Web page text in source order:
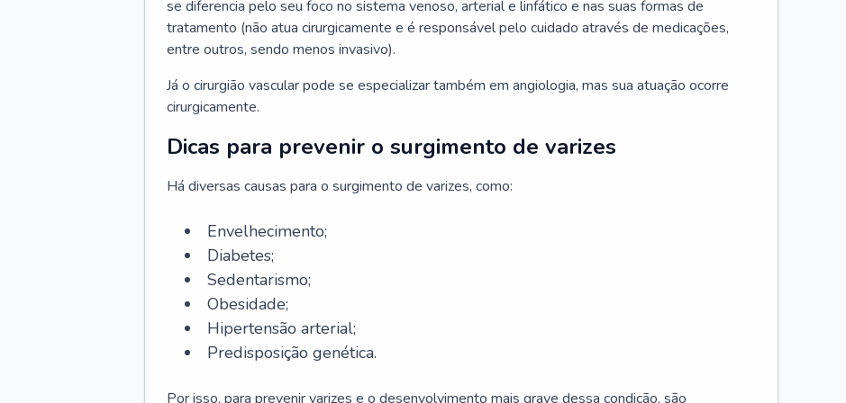
se diferencia pelo seu foco no sistema venoso, arterial e linfático e nas suas formas de
tratamento (não atua cirurgicamente e é responsável pelo cuidado através de medicações,
entre outros, sendo menos invasivo).
Já o cirurgião vascular pode se especializar também em angiologia, mas sua atuação ocorre
cirurgicamente.
Dicas para prevenir o surgimento de varizes
Há diversas causas para o surgimento de varizes, como:
Envelhecimento;
Diabetes;
Sedentarismo;
Obesidade;
Hipertensão arterial;
Predisposição genética.
Por isso, para prevenir varizes e o desenvolvimento mais grave dessa condição, são